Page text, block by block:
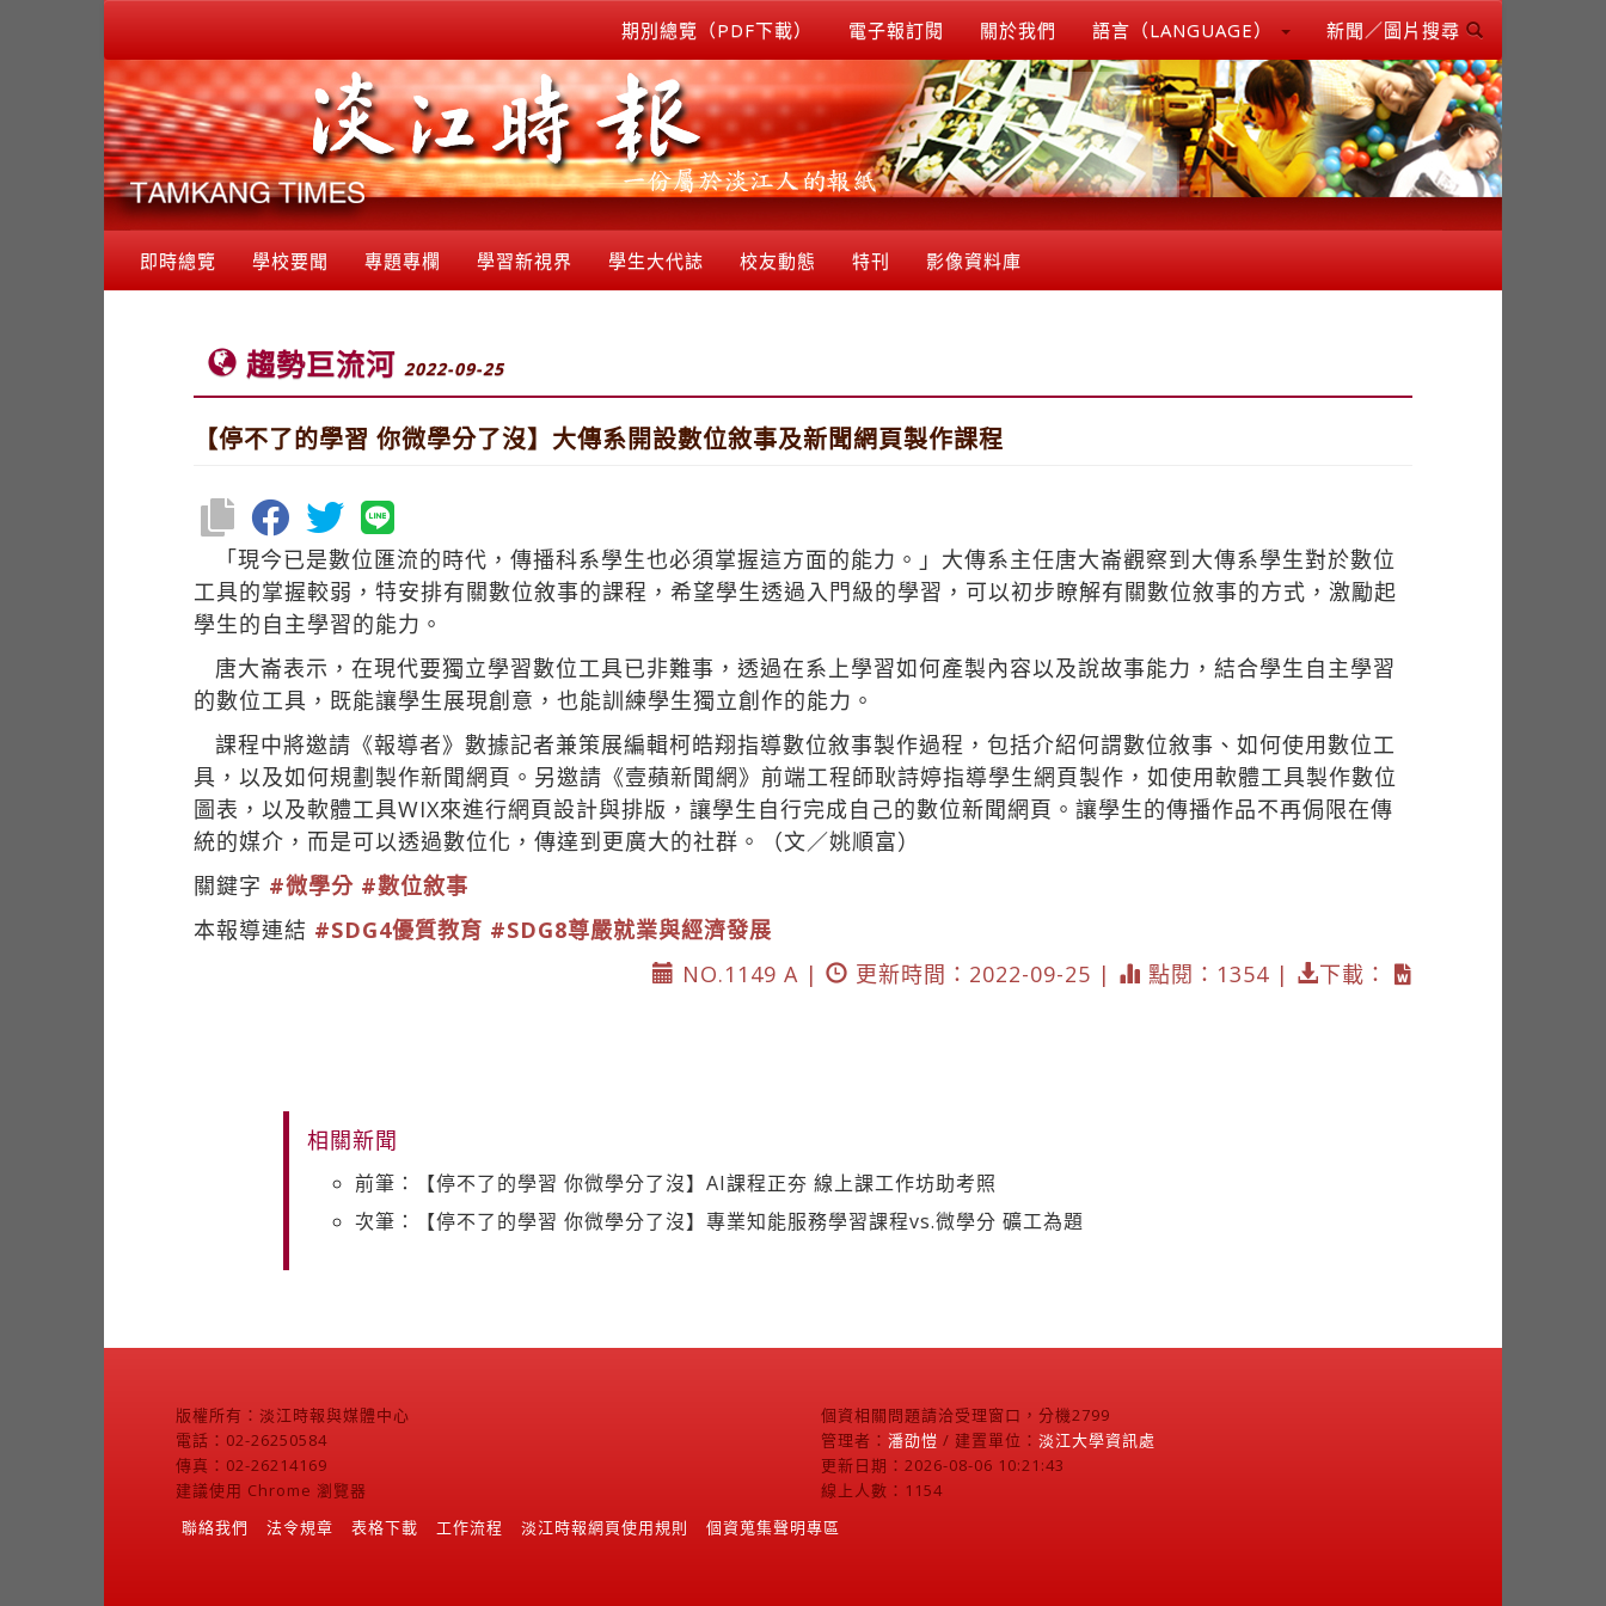
期別總覽（PDF下載） 電子報訂閱 關於我們 語言（LANGUAGE） 新聞／圖片搜尋
即時總覽 學校要聞 專題專欄 學習新視界 學生大代誌 校友動態 特刊 影像資料庫
趨勢巨流河 2022-09-25
【停不了的學習 你微學分了沒】大傳系開設數位敘事及新聞網頁製作課程
「現今已是數位匯流的時代，傳播科系學生也必須掌握這方面的能力。」大傳系主任唐大崙觀察到大傳系學生對於數位
工具的掌握較弱，特安排有關數位敘事的課程，希望學生透過入門級的學習，可以初步瞭解有關數位敘事的方式，激勵起
學生的自主學習的能力。
唐大崙表示，在現代要獨立學習數位工具已非難事，透過在系上學習如何產製內容以及說故事能力，結合學生自主學習
的數位工具，既能讓學生展現創意，也能訓練學生獨立創作的能力。
課程中將邀請《報導者》數據記者兼策展編輯柯皓翔指導數位敘事製作過程，包括介紹何謂數位敘事、如何使用數位工
具，以及如何規劃製作新聞網頁。另邀請《壹蘋新聞網》前端工程師耿詩婷指導學生網頁製作，如使用軟體工具製作數位
圖表，以及軟體工具WIX來進行網頁設計與排版，讓學生自行完成自己的數位新聞網頁。讓學生的傳播作品不再侷限在傳
統的媒介，而是可以透過數位化，傳達到更廣大的社群。（文／姚順富）
關鍵字 #微學分 #數位敘事
本報導連結 #SDG4優質教育 #SDG8尊嚴就業與經濟發展
NO.1149 A |
更新時間：2022-09-25 | 點閱：1354 | 下載：
相關新聞
前筆：【停不了的學習 你微學分了沒】AI課程正夯 線上課工作坊助考照
次筆：【停不了的學習 你微學分了沒】專業知能服務學習課程vs.微學分 礦工為題
版權所有：淡江時報與媒體中心
電話：02-26250584
傳真：02-26214169
建議使用 Chrome 瀏覽器
個資相關問題請洽受理窗口，分機2799
管理者： 潘劭愷 / 建置單位： 淡江大學資訊處
更新日期：2026-08-06 10:21:43
線上人數：1154
聯絡我們
法令規章 表格下載 工作流程 淡江時報網頁使用規則 個資蒐集聲明專區